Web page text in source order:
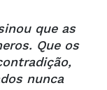
que as
Que os
nunca